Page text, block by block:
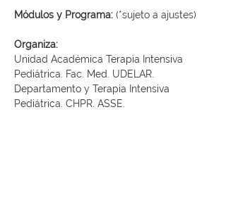
Módulos y Programa: (*sujeto a ajustes)
Organiza:
Unidad Académica Terapia Intensiva
Pediátrica. Fac. Med. UDELAR.
Departamento y Terapia Intensiva
Pediátrica. CHPR. ASSE.